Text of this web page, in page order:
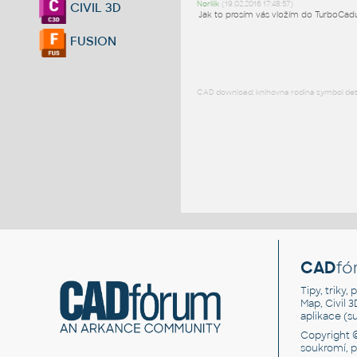
CIVIL 3D
FUSION
Norliik (19.02.2016 17:48:57)
Jak to prosím vás vložím do
CAD download: knihovna rodina symbol
CAD
Tipy, triky,
Map, Civil
aplikace
Copyright
soukromí,